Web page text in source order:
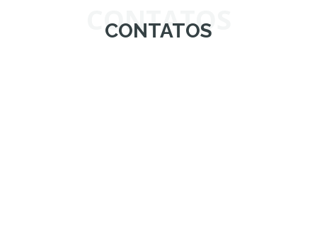
CONTATOS
CONTATOS